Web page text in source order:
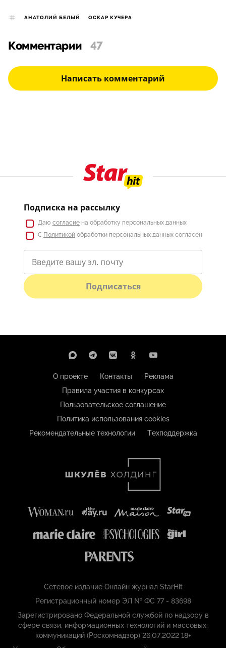
АНАТОЛИЙ БЕЛЫЙ ОСКАР КУЧЕРА
Комментарии 47
Написать комментарий
Подписка на рассылку
Даю согласие на обработку персональных данных
С Политикой обработки персональных данных согласен
Подписаться
О проекте Контакты
Реклама
Правила участия в конкурсах
Пользовательское соглашение
Политика использования cookies
Рекомендательные технологии
Техподдержка
Сетевое издание Онлайн журнал StarHit
Регистрационный номер ЭЛ № ФС 77 - 83698
Зарегистрировано Федеральной службой по надзору в
сфере связи, информационных технологий и массовых,
коммуникаций (Роскомнадзор) 26.07.2022 18+